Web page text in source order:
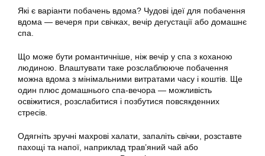
Які є варіанти побачень вдома? Чудові ідеї для побачення
вдома — вечеря при свічках, вечір дегустації або домашнє
спа.
Що може бути романтичніше, ніж вечір у спа з коханою
людиною. Влаштувати таке розслаблююче побачення
можна вдома з мінімальними витратами часу і коштів. Ще
один плюс домашнього спа-вечора — можливість
освіжитися, розслабитися і позбутися повсякденних
стресів.
Одягніть зручні махрові халати, запаліть свічки, розставте
пахощі та напої, наприклад трав’яний чай або